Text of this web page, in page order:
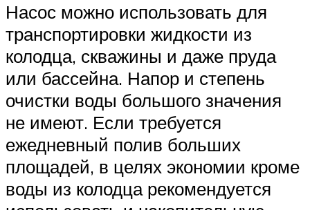
Насос можно использовать для
транспортировки жидкости из
колодца, скважины и даже пруда
или бассейна. Напор и степень
очистки воды большого значения
не имеют. Если требуется
ежедневный полив больших
площадей, в целях экономии кроме
воды из колодца рекомендуется